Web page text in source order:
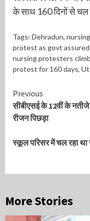
के साथ 160 दिनों से चल
Tags: Dehradun,
protest as govt
nursing protesters
protest for 160 days,
Continue
Reading
Previous
सीबीएसई के 12वीं के
रीजन पिछड़ा
स्कूल परिसर में चल रहा
More Stories